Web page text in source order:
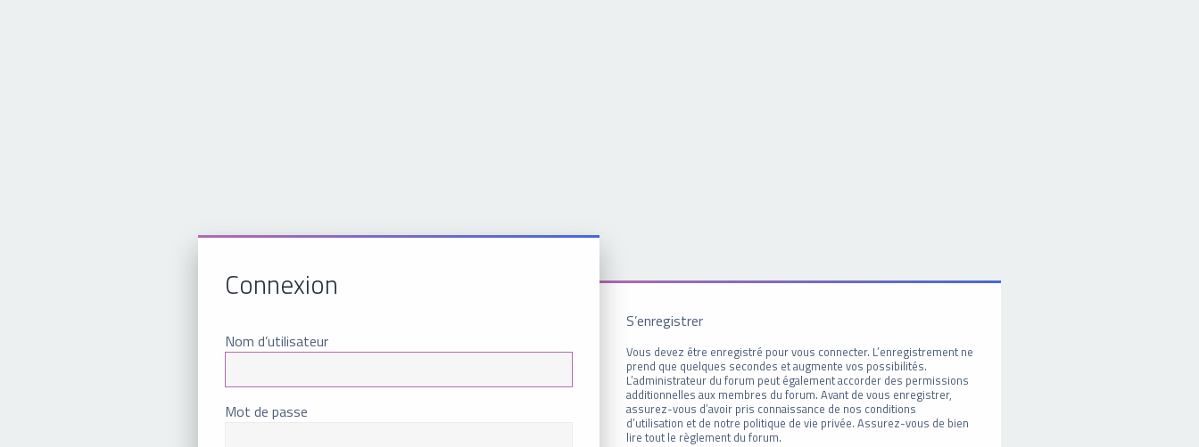
Connexion
Nom d’utilisateur
Mot de passe
S’enregistrer
Vous devez être enregistré pour vous connecter. L’enregistrement ne
prend que quelques secondes et augmente vos possibilités.
L’administrateur du forum peut également accorder des permissions
additionnelles aux membres du forum. Avant de vous enregistrer,
assurez-vous d’avoir pris connaissance de nos conditions
d’utilisation et de notre politique de vie privée. Assurez-vous de bien
lire tout le règlement du forum.